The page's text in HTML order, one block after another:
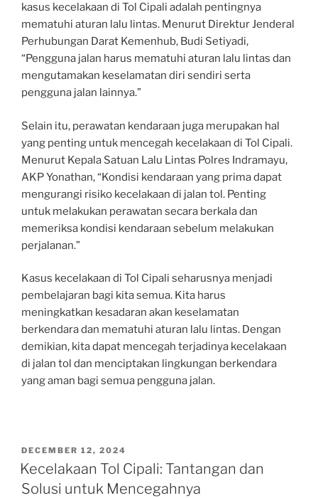
kasus kecelakaan di Tol Cipali adalah pentingnya
mematuhi aturan lalu lintas. Menurut Direktur Jenderal
Perhubungan Darat Kemenhub, Budi Setiyadi,
“Pengguna jalan harus mematuhi aturan lalu lintas dan
mengutamakan keselamatan diri sendiri serta
pengguna jalan lainnya.”
Selain itu, perawatan kendaraan juga merupakan hal
yang penting untuk mencegah kecelakaan di Tol Cipali.
Menurut Kepala Satuan Lalu Lintas Polres Indramayu,
AKP Yonathan, “Kondisi kendaraan yang prima dapat
mengurangi risiko kecelakaan di jalan tol. Penting
untuk melakukan perawatan secara berkala dan
memeriksa kondisi kendaraan sebelum melakukan
perjalanan.”
Kasus kecelakaan di Tol Cipali seharusnya menjadi
pembelajaran bagi kita semua. Kita harus
meningkatkan kesadaran akan keselamatan
berkendara dan mematuhi aturan lalu lintas. Dengan
demikian, kita dapat mencegah terjadinya kecelakaan
di jalan tol dan menciptakan lingkungan berkendara
yang aman bagi semua pengguna jalan.
POSTED
ON
DECEMBER 12, 2024
Kecelakaan Tol Cipali: Tantangan dan
Solusi untuk Mencegahnya